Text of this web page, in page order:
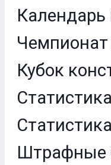
Календарь
Чемпионат
Кубок
Штрафные